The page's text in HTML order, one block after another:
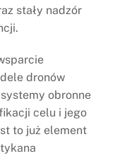
stały nadzór
dronów
obronne
celu i jego
to już element